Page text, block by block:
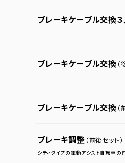
ブレーキケーブル交換３
ブレーキケーブル交換 （
ブレーキケーブル交換 （
ブレーキ調整 （前後セット）
シティタイプの電動アシスト自転車